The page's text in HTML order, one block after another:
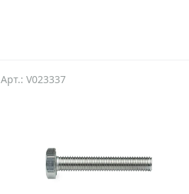
Арт.: V023337